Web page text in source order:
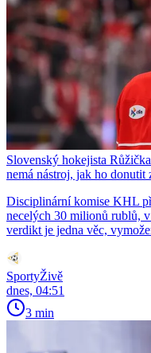
Slovenský hokejista
nemá nástroj, jak ho donutit
Disciplinární komise KHL
necelých 30 milionů rublů,
verdikt je jedna věc,
SportyŽivě
dnes, 04:51
3 min